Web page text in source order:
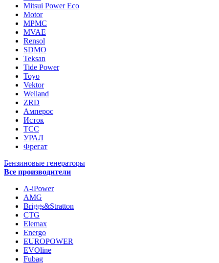
Mitsui Power Eco
Motor
MPMC
MVAE
Rensol
SDMO
Teksan
Tide Power
Toyo
Vektor
Welland
ZRD
Амперос
Исток
ТСС
УРАЛ
Фрегат
Бензиновые генераторы
Все производители
A-iPower
AMG
Briggs&Stratton
CTG
Elemax
Energo
EUROPOWER
EVOline
Fubag